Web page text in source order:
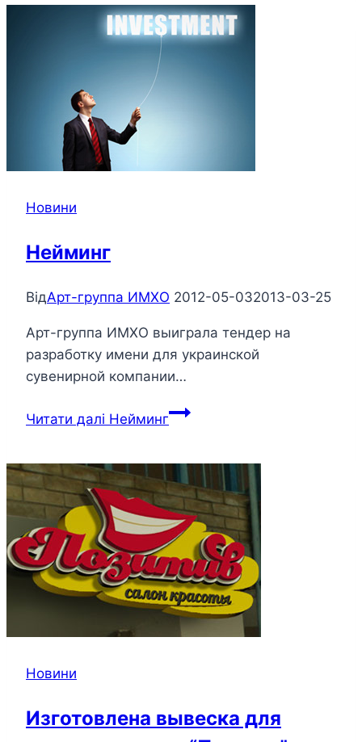
Новини
Нейминг
ВідАрт-группа ИМХО 2012-05-032013-03-25
Арт-группа ИМХО выиграла тендер на
разработку имени для украинской
сувенирной компании…
Читати далі Нейминг
Новини
Изготовлена вывеска для